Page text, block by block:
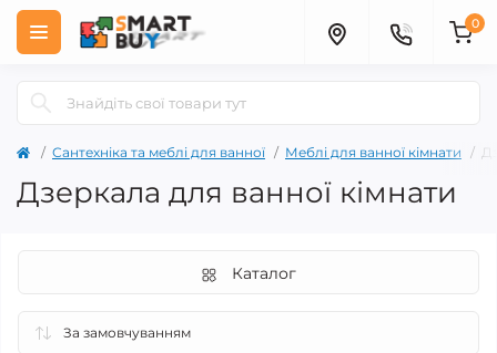
0
Сантехніка та меблі для ванної Меблі для ванної кімнати
Дзеркала для ванної кімнати
Каталог